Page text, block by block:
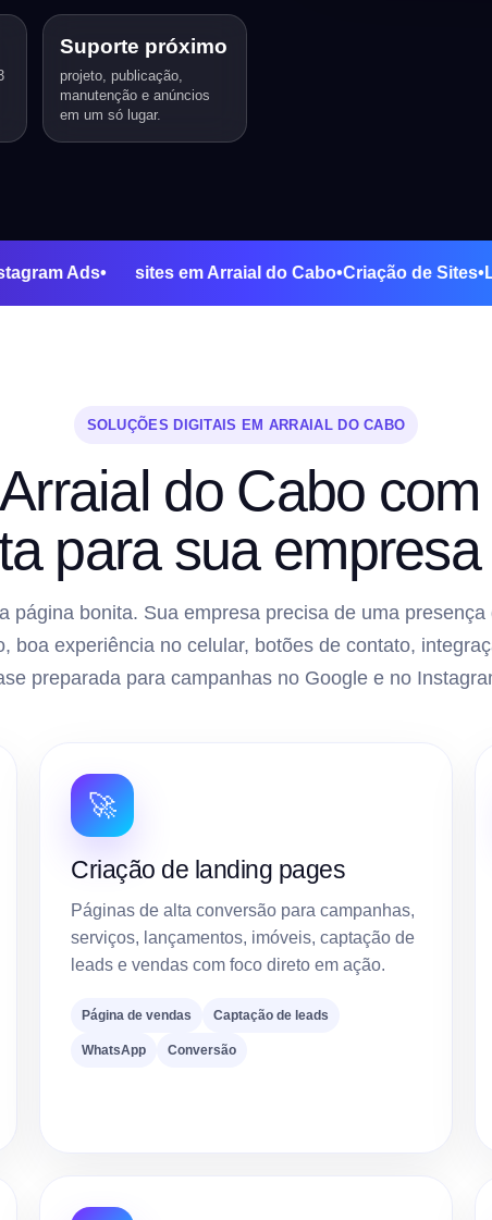
Suporte próximo
projeto, publicação,
manutenção e anúncios
em um só lugar.
•Instagram Ads• sites em Arraial do Cabo•Criação de
SOLUÇÕES DIGITAIS EM ARRAIAL DO CABO
do Cabo
para sua
página bonita. Sua empresa precisa de uma
boa experiência no celular, botões de contato,
preparada para campanhas no Google e no
🚀
Criação de landing pages
Páginas de alta conversão para campanhas,
serviços, lançamentos, imóveis, captação de
leads e vendas com foco direto em ação.
Página de vendas Captação de leads
WhatsApp Conversão